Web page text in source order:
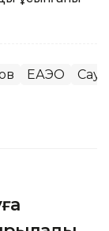
ЕАЭО